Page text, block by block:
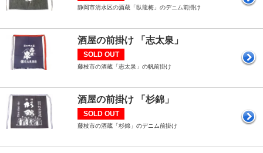
静岡市清水区の酒蔵「臥龍梅」のデニム前掛け
酒屋の前掛け 「志太泉」
SOLD OUT
藤枝市の酒蔵「志太泉」の帆前掛け
酒屋の前掛け 「杉錦」
SOLD OUT
藤枝市の酒蔵「杉錦」のデニム前掛け